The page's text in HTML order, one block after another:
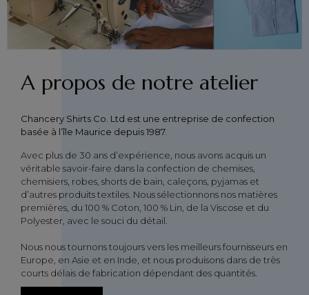
A propos de notre atelier
Chancery Shirts Co. Ltd est une entreprise de confection
basée à l’île Maurice depuis 1987.
Avec plus de 30 ans d’expérience, nous avons acquis un
véritable savoir-faire dans la confection de chemises,
chemisiers, robes, shorts de bain, caleçons, pyjamas et
d’autres produits textiles. Nous sélectionnons nos matières
premières, du 100 % Coton, 100 % Lin, de la Viscose et du
Polyester, avec le souci du détail.
Nous nous tournons toujours vers les meilleurs fournisseurs en
Europe, en Asie et en Inde, et nous produisons dans de très
courts délais de fabrication dépendant des quantités.